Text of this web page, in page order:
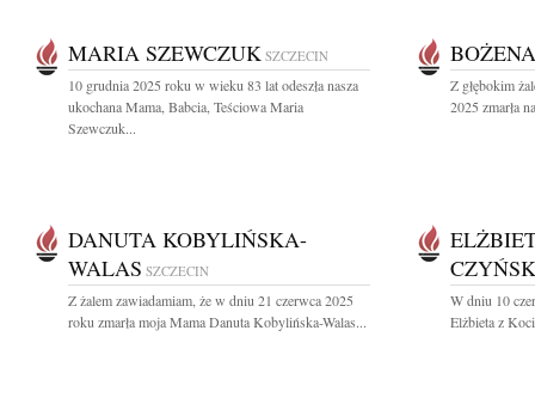
MARIA SZEWCZUK SZCZECIN
10 grudnia 2025 roku w wieku 83 lat odeszła nasza
ukochana Mama, Babcia, Teściowa Maria
Szewczuk...
Z głębokim
2025 zmarła
DANUTA KOBYLIŃSKA-
WALAS SZCZECIN
Z żalem zawiadamiam, że w dniu 21 czerwca 2025
roku zmarła moja Mama Danuta Kobylińska-Walas...
W dniu 10
Elżbieta z